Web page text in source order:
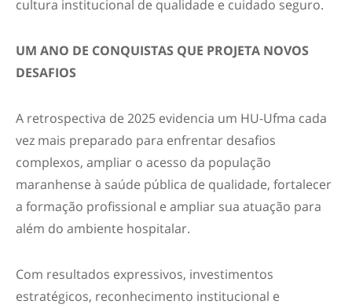
cultura institucional de qualidade e cuidado seguro.
UM ANO DE CONQUISTAS QUE PROJETA NOVOS
DESAFIOS
A retrospectiva de 2025 evidencia um HU-Ufma cada
vez mais preparado para enfrentar desafios
complexos, ampliar o acesso da população
maranhense à saúde pública de qualidade, fortalecer
a formação profissional e ampliar sua atuação para
além do ambiente hospitalar.
Com resultados expressivos, investimentos
estratégicos, reconhecimento institucional e